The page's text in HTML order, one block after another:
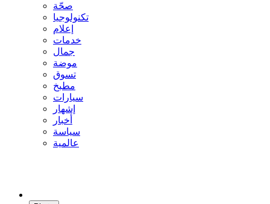
صحّة
تكنولوجيا
إعلام
خدمات
جمال
موضة
تسوق
مطبخ
سيارات
إشهار
أخبار
سياسة
عالمية